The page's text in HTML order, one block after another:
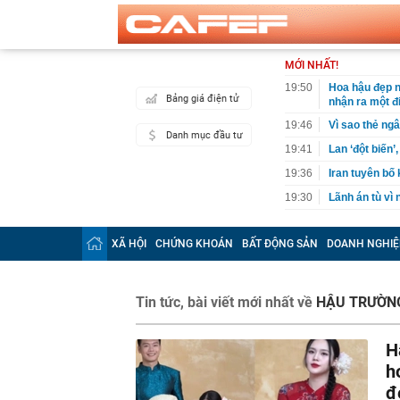
Bảng giá điện tử
Danh mục đầu tư
MỚI NHẤT!
19:50
Hoa hậu đẹp
nhận ra một
19:46
Vì sao thẻ
19:41
Lan ‘đột
19:36
Iran tuyên
19:30
Lãnh án tù vì
19:29
Tịch thu 65,5
19:23
Ra quyết
19:18
Nóng: Khám
19:15
Vietlott 6/8 -
6/8/2026
XÃ HỘI CHỨNG KHOÁN BẤT ĐỘNG SẢN DOANH
Tin tức, bài viết mới nhất về HẬU